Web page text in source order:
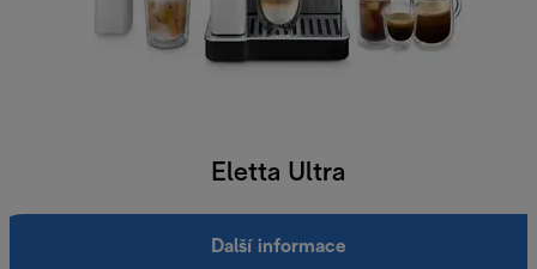
Eletta Ultra
Další informace